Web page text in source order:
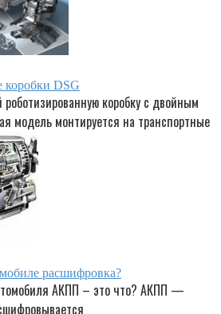
коробки DSG
роботизированную коробку с двойным
модель монтируется на транспортные
расшифровка?
АКПП – это что? АКПП —